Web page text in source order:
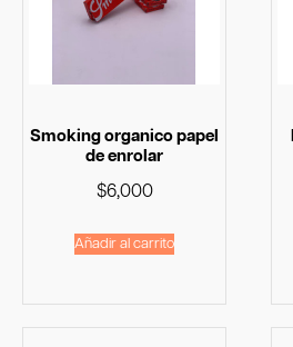
Smoking organico papel
de enrolar
$6,000
Añadir al carrito